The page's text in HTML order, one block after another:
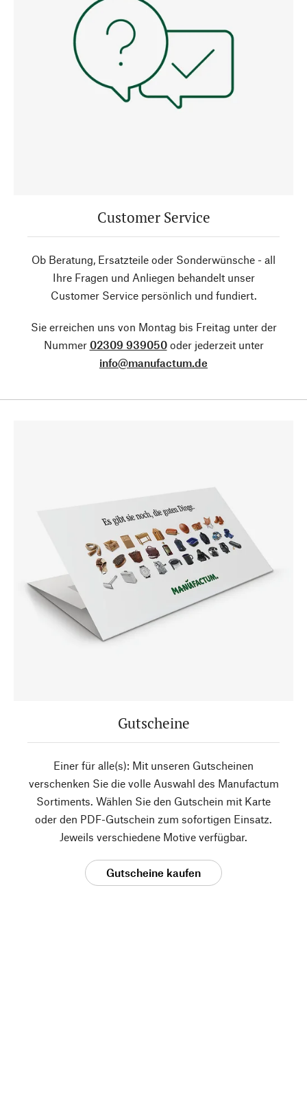
Customer Service
Ob Beratung, Ersatzteile oder Sonderwünsche - all
Ihre Fragen und Anliegen behandelt unser
Customer Service persönlich und fundiert.
Sie erreichen uns von Montag bis Freitag unter der
Nummer 02309 939050oder jederzeit unter
info@manufactum.de
Gutscheine
Einer für alle(s): Mit unseren Gutscheinen
verschenken Sie die volle Auswahl des Manufactum
Sortiments. Wählen Sie den Gutschein mit Karte
oder den PDF-Gutschein zum sofortigen Einsatz.
Jeweils verschiedene Motive verfügbar.
Gutscheine kaufen